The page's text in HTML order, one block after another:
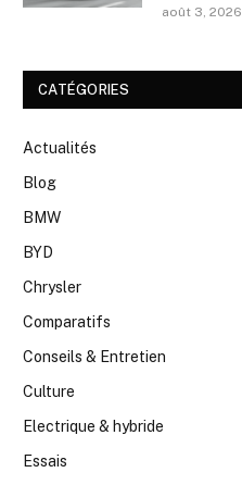
août 3, 2026
CATÉGORIES
Actualités
Blog
BMW
BYD
Chrysler
Comparatifs
Conseils & Entretien
Culture
Electrique & hybride
Essais